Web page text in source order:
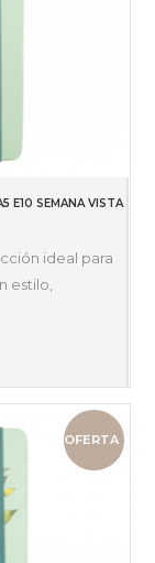
E10 SEMANA VISTA
ideal para
estilo,
OFERTA